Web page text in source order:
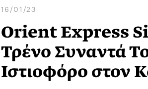
16/01/23
Orient Express
Τρένο Συναντά
Ιστιοφόρο στον